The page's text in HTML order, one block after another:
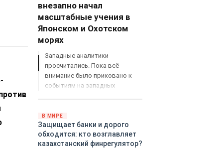
внезапно начал
масштабные учения в
Японском и Охотском
морях
Западные аналитики
просчитались. Пока всё
внимание было приковано к
событиям на западных
демонстрацию силы на
Дальнем Востоке.
Тихоокеанский флот без
предупреждения развернул
В МИРЕ
Защищает банки и дорого
обходится: кто возглавляет
казахстанский финрегулятор?